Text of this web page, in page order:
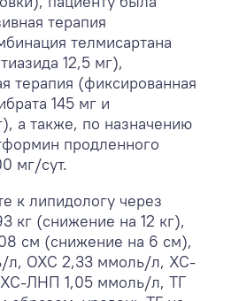
терапия
телмисартана
12,5 мг),
терапия (фиксированная
145 мг и
а также, по назначению
продленного
мг/сут.
к липидологу через
кг (снижение на 12 кг),
см (снижение на 6 см),
л, ОХС 2,33 ммоль/л, ХС-
ЛНП 1,05 ммоль/л, ТГ